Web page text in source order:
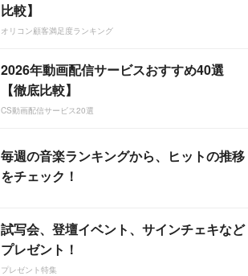
比較】
オリコン顧客満足度ランキング
2026年動画配信サービスおすすめ40選
【徹底比較】
CS動画配信サービス20選
毎週の音楽ランキングから、ヒットの推移
をチェック！
試写会、登壇イベント、サインチェキなど
プレゼント！
プレゼント特集